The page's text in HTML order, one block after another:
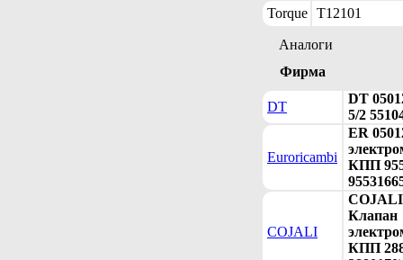
Torque T12101
Аналоги
Фирма
DT
DT
5/2
Euroricambi
ER
КПП
COJALI
COJALI
Клапан
КПП